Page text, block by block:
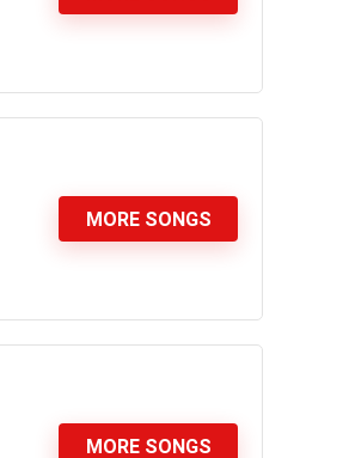
MORE SONGS
MORE SONGS